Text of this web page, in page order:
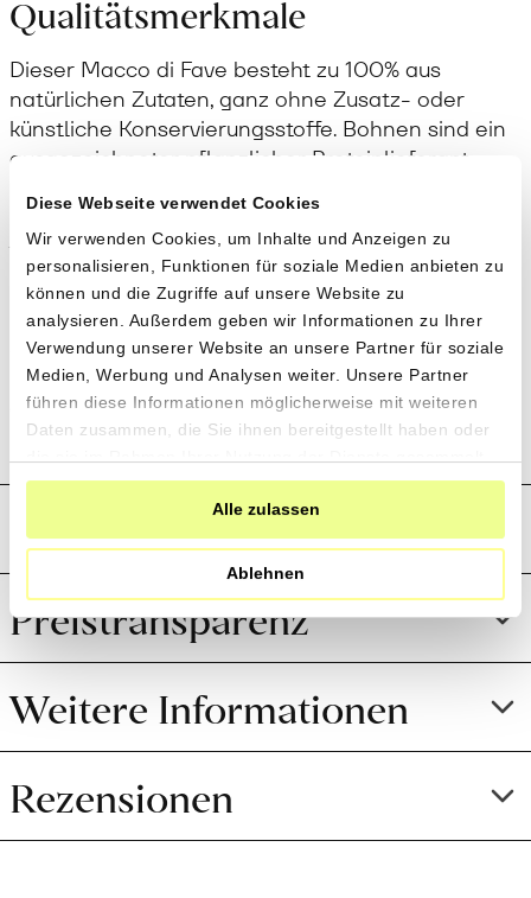
Diese Webseite verwendet Cookies
Wir verwenden Cookies, um Inhalte und Anzeigen zu
personalisieren, Funktionen für soziale Medien anbieten zu
können und die Zugriffe auf unsere Website zu
analysieren. Außerdem geben wir Informationen zu Ihrer
Verwendung unserer Website an unsere Partner für soziale
Medien, Werbung und Analysen weiter. Unsere Partner
führen diese Informationen möglicherweise mit weiteren
Daten zusammen, die Sie ihnen bereitgestellt haben oder
haben.
Alle zulassen
Ablehnen
Qualitätsmerkmale
Dieser Macco di Fave besteht zu 100% aus
natürlichen Zutaten, ganz ohne Zusatz- oder
künstliche Konservierungsstoffe. Bohnen sind ein
ausgezeichneter pflanzlicher Proteinlieferant.
Anwendung
Mit etwas Wasser lässt sich der Macco di Fave im
Handumdrehen zu einer reichhaltigen, herzhaften
Suppe wärmen – auf diese Weise wird er
klassischerweise auf Sizilien genossen. Er kann
aber auch als Pastasauce verwendet werden.
Produktion und Anbau
Preistransparenz
Weitere Informationen
Rezensionen